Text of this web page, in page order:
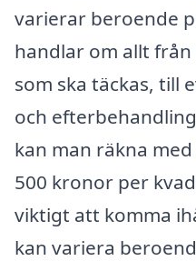
varierar beroende
handlar om allt
som ska täckas, till
och
kan man räkna
500 kronor per
viktigt att komma
kan variera